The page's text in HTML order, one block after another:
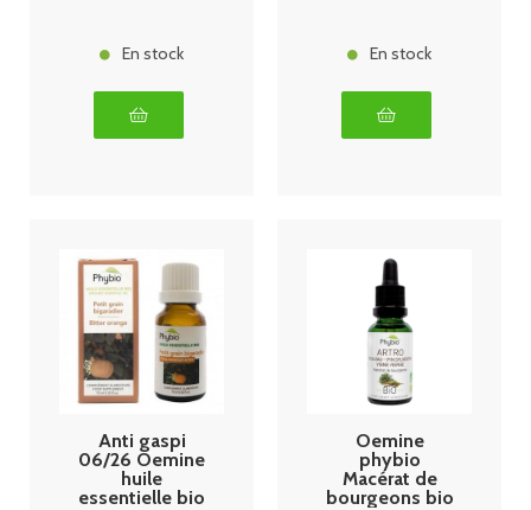
En stock En stock
Anti gaspi
06/26 Oemine
huile
essentielle bio
Oemine
phybio
Macérat de
bourgeons bio